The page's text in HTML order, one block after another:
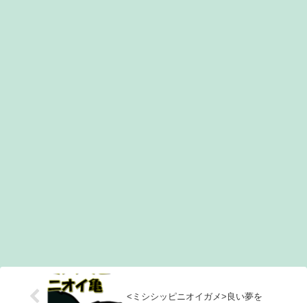
<ミシシッピニオイガメ>良い夢を